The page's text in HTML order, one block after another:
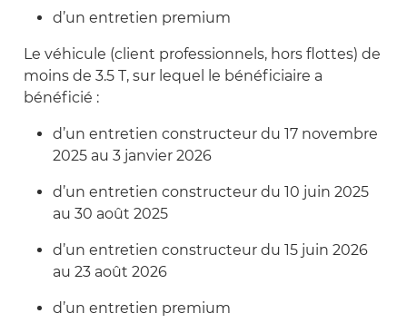
d’un entretien premium
Le véhicule (client professionnels, hors flottes) de
moins de 3.5 T, sur lequel le bénéficiaire a
bénéficié :
d’un entretien constructeur du 17 novembre
2025 au 3 janvier 2026
d’un entretien constructeur du 10 juin 2025
au 30 août 2025
d’un entretien constructeur du 15 juin 2026
au 23 août 2026
d’un entretien premium